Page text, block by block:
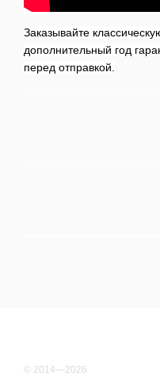
Заказывайте
дополнительный год
перед отправкой.
© 2014—2026